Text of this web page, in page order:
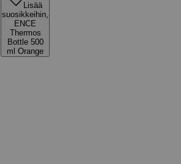
Lisää
suosikkeihin,
ENCE
Thermos
Bottle 500
ml Orange